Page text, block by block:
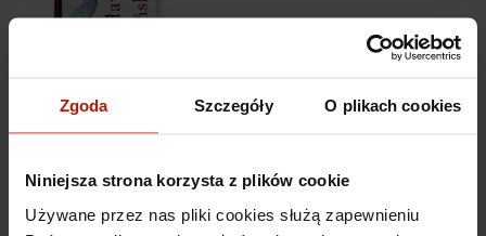
Zgoda Szczegóły O plikach cookies
Niniejsza strona korzysta z plików cookie
Używane przez nas pliki cookies służą zapewnieniu299,00 zł